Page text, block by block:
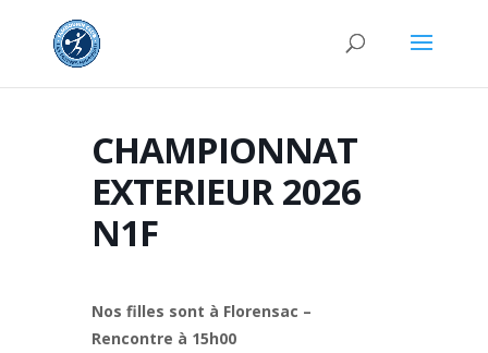
CHAMPIONNAT
EXTERIEUR 2026
N1F
Nos filles sont à Florensac –
Rencontre à 15h00